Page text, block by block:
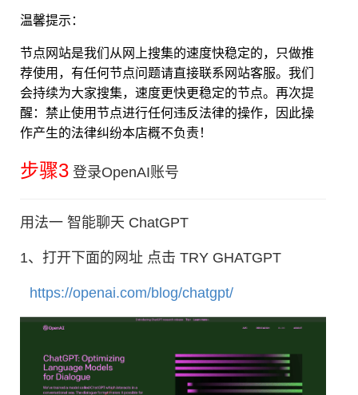
温馨提示：
节点网站是我们从网上搜集的速度快稳定的，只做推
荐使用，有任何节点问题请直接联系网站客服。 我们
会持续为大家搜集，速度更快更稳定的节点。 再次提
醒：禁止使用节点进行任何违反法律的操作，因此操
作产生的法律纠纷本店概不负责！
步骤3 登录OpenAI账号
用法一 智能聊天 ChatGPT
1、打开下面的网址 点击 TRY GHATGPT
https://openai.com/blog/chatgpt/